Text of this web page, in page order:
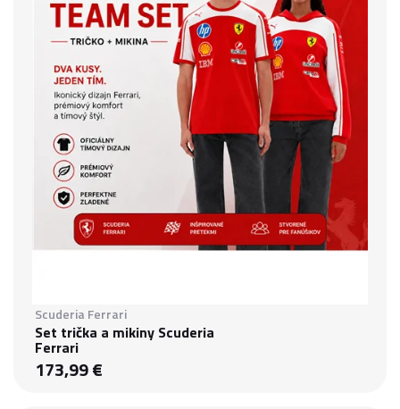
Scuderia Ferrari
Set trička a mikiny Scuderia
Ferrari
173,99 €